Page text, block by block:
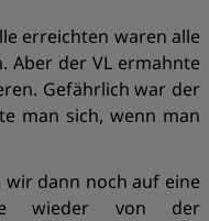
erreichten waren alle
Aber der VL ermahnte
Gefährlich war der
man sich, wenn man
dann noch auf eine
wieder von der